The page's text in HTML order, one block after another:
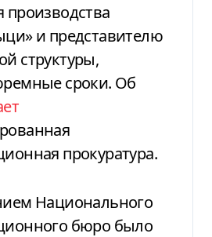
производства
и представителю
структуры,
сроки. Об
прокуратура.
бюро было